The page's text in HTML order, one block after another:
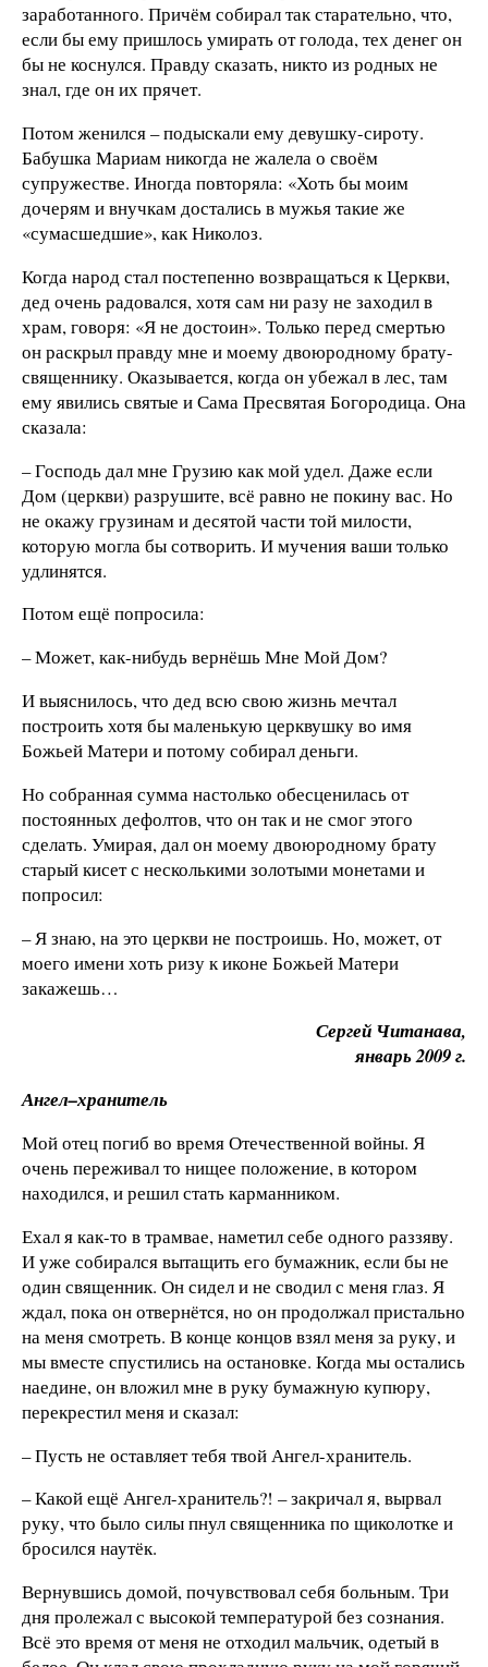
заработанного. Причём собирал так старательно, что,
если бы ему пришлось умирать от голода, тех денег он
бы не коснулся. Правду сказать, никто из родных не
знал, где он их прячет.
Потом женился – подыскали ему девушку-сироту.
Бабушка Мариам никогда не жалела о своём
супружестве. Иногда повторяла: «Хоть бы моим
дочерям и внучкам достались в мужья такие же
«сумасшедшие», как Николоз.
Когда народ стал постепенно возвращаться к Церкви,
дед очень радовался, хотя сам ни разу не заходил в
храм, говоря: «Я не достоин». Только перед смертью
он раскрыл правду мне и моему двоюродному брату-
священнику. Оказывается, когда он убежал в лес, там
ему явились святые и Сама Пресвятая Богородица. Она
сказала:
– Господь дал мне Грузию как мой удел. Даже если
Дом (церкви) разрушите, всё равно не покину вас. Но
не окажу грузинам и десятой части той милости,
которую могла бы сотворить. И мучения ваши только
удлинятся.
Потом ещё попросила:
– Может, как-нибудь вернёшь Мне Мой Дом?
И выяснилось, что дед всю свою жизнь мечтал
построить хотя бы маленькую церквушку во имя
Божьей Матери и потому собирал деньги.
Но собранная сумма настолько обесценилась от
постоянных дефолтов, что он так и не смог этого
сделать. Умирая, дал он моему двоюродному брату
старый кисет с несколькими золотыми монетами и
попросил:
– Я знаю, на это церкви не построишь. Но, может, от
моего имени хоть ризу к иконе Божьей Матери
закажешь…
Сергей Читанава,
январь 2009 г.
Ангел–хранитель
Мой отец погиб во время Отечественной войны. Я
очень переживал то нищее положение, в котором
находился, и решил стать карманником.
Ехал я как-то в трамвае, наметил себе одного раззяву.
И уже собирался вытащить его бумажник, если бы не
один священник. Он сидел и не сводил с меня глаз. Я
ждал, пока он отвернётся, но он продолжал пристально
на меня смотреть. В конце концов взял меня за руку, и
мы вместе спустились на остановке. Когда мы остались
наедине, он вложил мне в руку бумажную купюру,
перекрестил меня и сказал:
– Пусть не оставляет тебя твой Ангел-хранитель.
– Какой ещё Ангел-хранитель?! – закричал я, вырвал
руку, что было силы пнул священника по щиколотке и
бросился наутёк.
Вернувшись домой, почувствовал себя больным. Три
дня пролежал с высокой температурой без сознания.
Всё это время от меня не отходил мальчик, одетый в